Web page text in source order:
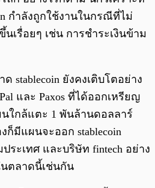
กำลังถูกใช้งานในกรณีที่ไม่
เรื่อยๆ เช่น การชำระเงินข้าม
stablecoin ยังคงเติบโตอย่าง
และ Paxos ที่ได้ออกเหรียญ
ใกล้แตะ 1 พันล้านดอลลาร์
งก็มีแผนจะออก stablecoin
ระเทศ และบริษัท fintech อย่าง
นตลาดนี้เช่นกัน